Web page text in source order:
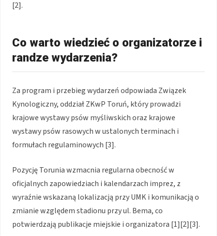
[2].
Co warto wiedzieć o organizatorze i
randze wydarzenia?
Za program i przebieg wydarzeń odpowiada Związek
Kynologiczny, oddział ZKwP Toruń, który prowadzi
krajowe wystawy psów myśliwskich oraz krajowe
wystawy psów rasowych w ustalonych terminach i
formułach regulaminowych [3].
Pozycję Torunia wzmacnia regularna obecność w
oficjalnych zapowiedziach i kalendarzach imprez, z
wyraźnie wskazaną lokalizacją przy UMK i komunikacją o
zmianie względem stadionu przy ul. Bema, co
potwierdzają publikacje miejskie i organizatora [1][2][3].